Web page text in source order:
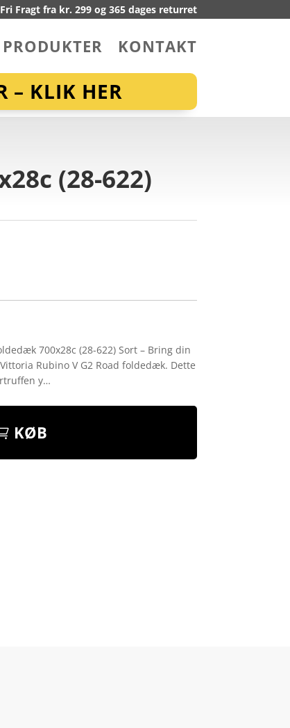
Fri Fragt fra kr. 299 og 365 dages returret
PRODUKTER KONTAKT
– KLIK HER
(28-622)
700x28c (28-622) Sort – Bring din
Rubino V G2 Road foldedæk. Dette
y…
KØB